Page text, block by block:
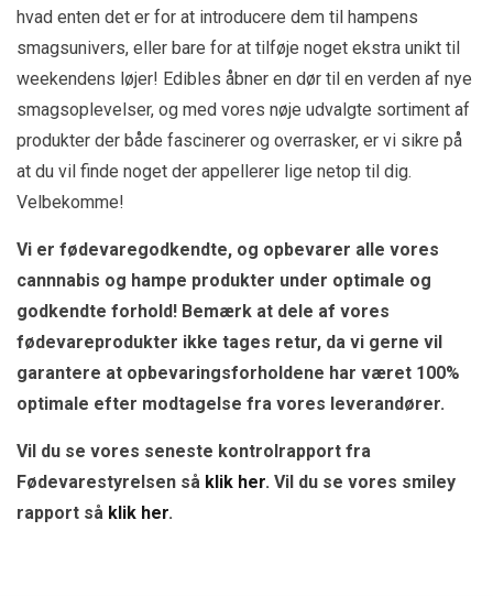
hvad enten det er for at introducere dem til hampens
smagsunivers, eller bare for at tilføje noget ekstra unikt til
weekendens løjer! Edibles åbner en dør til en verden af nye
smagsoplevelser, og med vores nøje udvalgte sortiment af
produkter der både fascinerer og overrasker, er vi sikre på
at du vil finde noget der appellerer lige netop til dig.
Velbekomme!
Vi er fødevaregodkendte, og opbevarer alle vores
cannnabis og hampe produkter under optimale og
godkendte forhold! Bemærk at dele af vores
fødevareprodukter ikke tages retur, da vi gerne vil
garantere at opbevaringsforholdene har været 100%
optimale efter modtagelse fra vores leverandører.
Vil du se vores seneste kontrolrapport fra
Fødevarestyrelsen så klik her. Vil du se vores smiley
rapport så klik her.